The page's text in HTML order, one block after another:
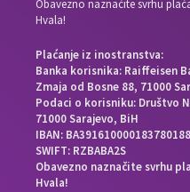
Obavezno naznačite svrhu
Hvala!
Plaćanje iz inostranstva:
Banka korisnika: Raiffeisen
Zmaja od Bosne 88, 71000
Podaci o korisniku: Društvo
71000 Sarajevo, BiH
IBAN: BA391610000183780188
SWIFT: RZBABA2S
Obavezno naznačite svrhu
Hvala!